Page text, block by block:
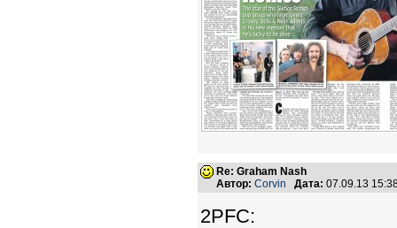
Re: Graham Nash
Автор: Corvin Дата: 07.09.13
2PFC: